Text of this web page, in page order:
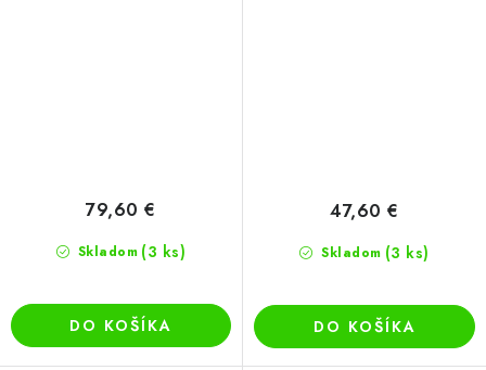
Skladom (3 ks)
79,60 €
DO KOŠÍKA
Skladom (3 ks)
47,60 €
DO KOŠÍKA